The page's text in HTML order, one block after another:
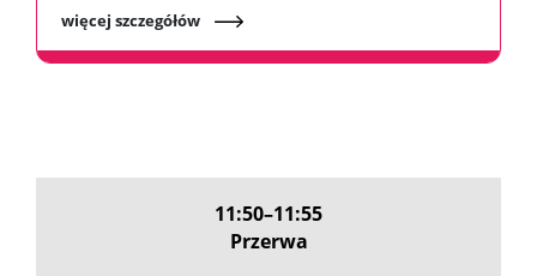
więcej szczegółów
11:50–11:55
Przerwa